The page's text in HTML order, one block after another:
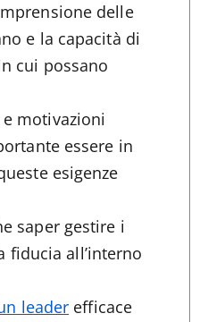
delle
e la capacità di
cui possano
motivazioni
essere in
esigenze
saper gestire i
fiducia all’interno
leader efficace